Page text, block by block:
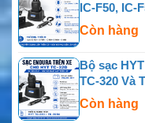
IC-F50, IC-
Còn hàng
Bộ sạc
TC-320 Và
Còn hàng